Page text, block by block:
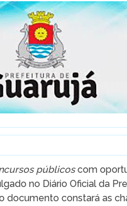
públicoscom
no Diário Oficial da
documento constará as